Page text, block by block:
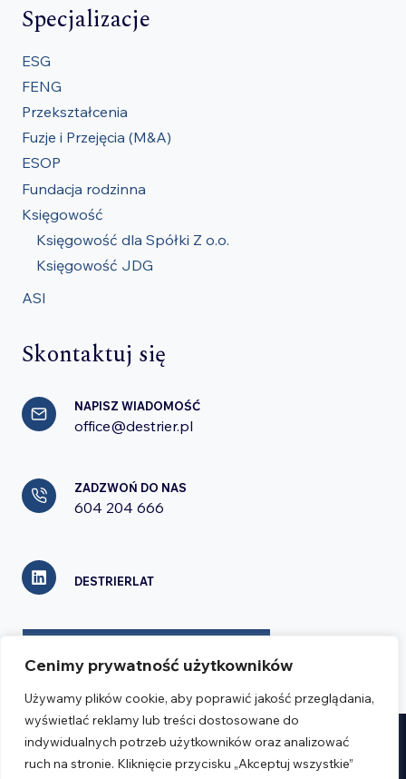
Cenimy prywatność użytkowników
Używamy plików cookie, aby poprawić jakość przeglądania,
wyświetlać reklamy lub treści dostosowane do
indywidualnych potrzeb użytkowników oraz analizować
ruch na stronie. Kliknięcie przycisku „Akceptuj wszystkie”
Specjalizacje
ESG
FENG
Przekształcenia
Fuzje i Przejęcia (M&A)
ESOP
Fundacja rodzinna
Księgowość
Księgowość dla Spółki Z o.o.
Księgowość JDG
ASI
Skontaktuj się
NAPISZ WIADOMOŚĆ
office@destrier.pl
ZADZWOŃ DO NAS
604 204 666
DESTRIERLAT
FORMULARZ KONTAKTOWY
Realizacja:Verseo.pl